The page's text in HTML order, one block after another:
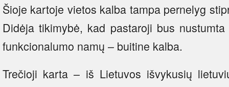
Šioje kartoje vietos kalba tampa pernelyg
Didėja tikimybė, kad pastaroji bus
funkcionalumo namų – buitine kalba.
Trečioji karta – iš Lietuvos išvykusių